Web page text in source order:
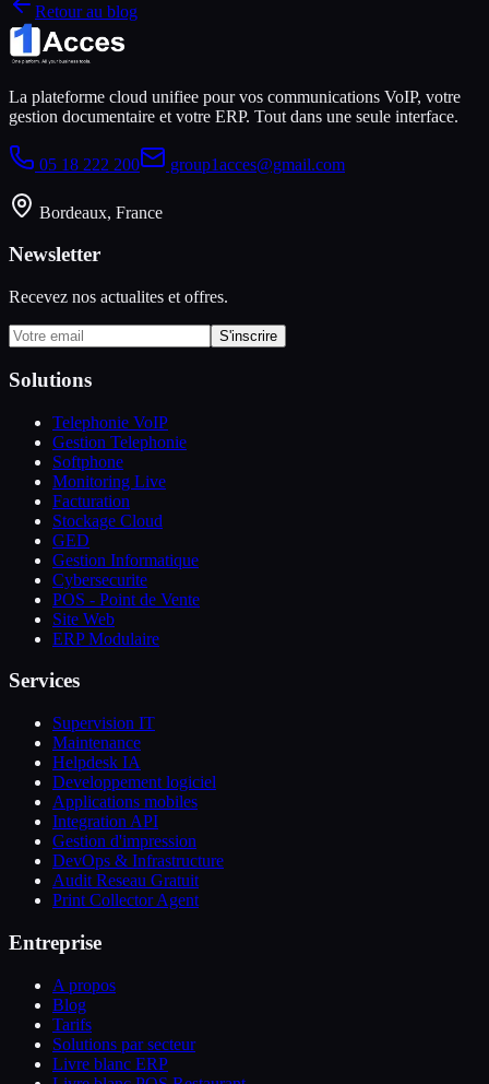
Retour au blog
La plateforme cloud unifiee pour vos communications VoIP, votre
gestion documentaire et votre ERP. Tout dans une seule interface.
05 18 222 200 group1acces@gmail.com
Bordeaux, France
Newsletter
Recevez nos actualites et offres.
S'inscrire
Solutions
Telephonie VoIP
Gestion Telephonie
Softphone
Monitoring Live
Facturation
Stockage Cloud
GED
Gestion Informatique
Cybersecurite
POS - Point de Vente
Site Web
ERP Modulaire
Services
Supervision IT
Maintenance
Helpdesk IA
Developpement logiciel
Applications mobiles
Integration API
Gestion d'impression
DevOps & Infrastructure
Audit Reseau Gratuit
Print Collector Agent
Entreprise
A propos
Blog
Tarifs
Solutions par secteur
Livre blanc ERP